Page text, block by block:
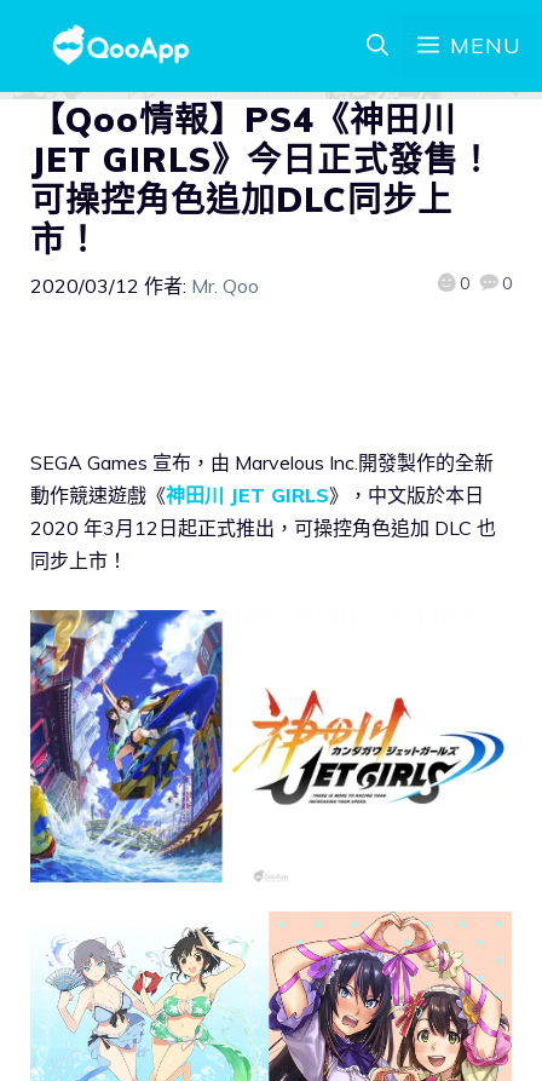
MENU
【Qoo情報】PS4《神田川
JET GIRLS》今日正式發售！
可操控角色追加DLC同步上
市！
2020/03/12 作者: Mr. Qoo 0 0
SEGA Games 宣布，由 Marvelous Inc.開發製作的全新
動作競速遊戲《神田川 JET GIRLS》，中文版於本日
2020 年3月12日起正式推出，可操控角色追加 DLC 也
同步上市！